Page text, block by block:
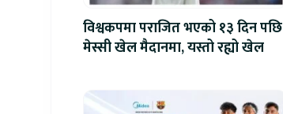
विश्वकपमा पराजित भएको १३ दिन पछि
मेस्सी खेल मैदानमा, यस्तो रह्यो खेल